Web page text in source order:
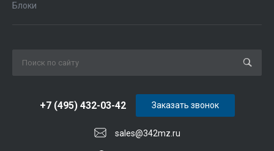
Блоки
sales@342mz.ru
+7 (495) 432-03-42 Заказать звонок